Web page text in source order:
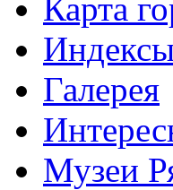
Карта
Галерея
Музеи